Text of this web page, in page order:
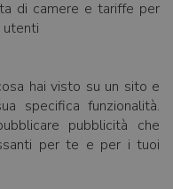
di camere e tariffe per
utenti
hai visto su un sito e
specifica funzionalità.
pubblicità che
per te e per i tuoi